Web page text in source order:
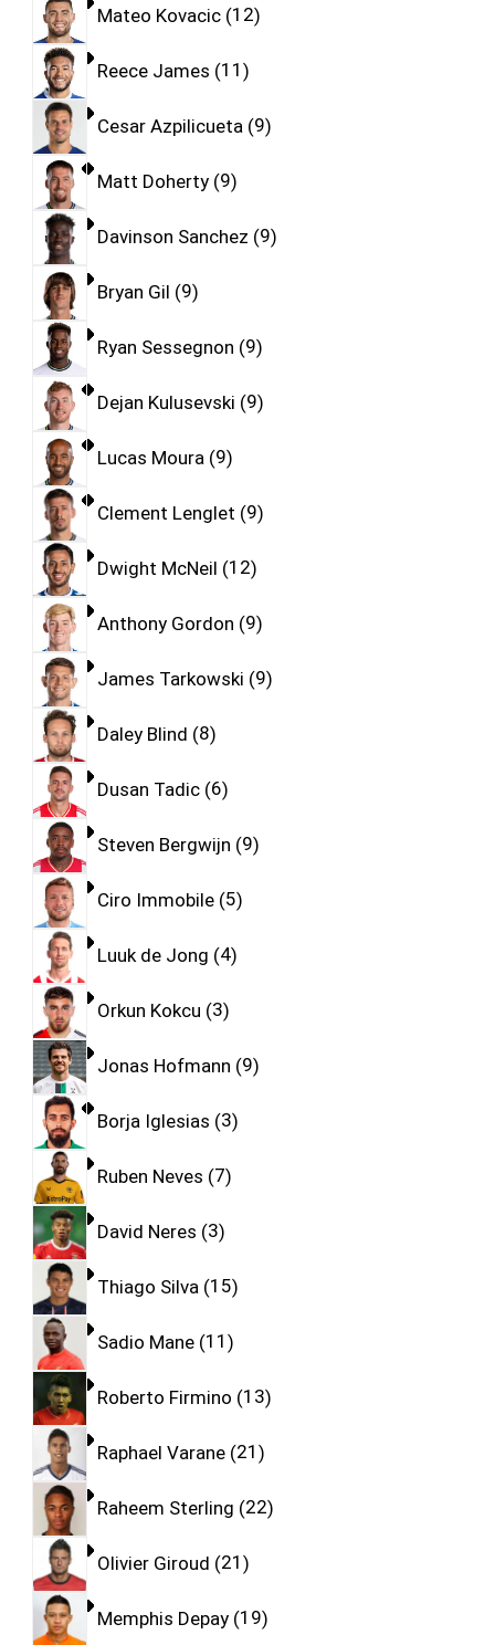
Mateo Kovacic 12
Reece James 11
Cesar Azpilicueta 9
Matt Doherty 9
Davinson Sanchez 9
Bryan Gil 9
Ryan Sessegnon 9
Dejan Kulusevski 9
Lucas Moura 9
Clement Lenglet 9
Dwight McNeil 12
Anthony Gordon 9
James Tarkowski 9
Daley Blind 8
Dusan Tadic 6
Steven Bergwijn 9
Ciro Immobile 5
Luuk de Jong 4
Orkun Kokcu 3
Jonas Hofmann 9
Borja Iglesias 3
Ruben Neves 7
David Neres 3
Thiago Silva 15
Sadio Mane 11
Roberto Firmino 13
Raphael Varane 21
Raheem Sterling 22
Olivier Giroud 21
Memphis Depay 19